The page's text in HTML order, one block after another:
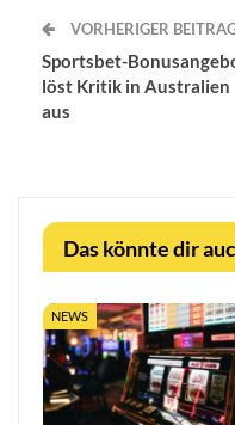
VORHERIGER
Sportsbet-
löst Kritik in Australien
aus
Das könnte dir
NEWS